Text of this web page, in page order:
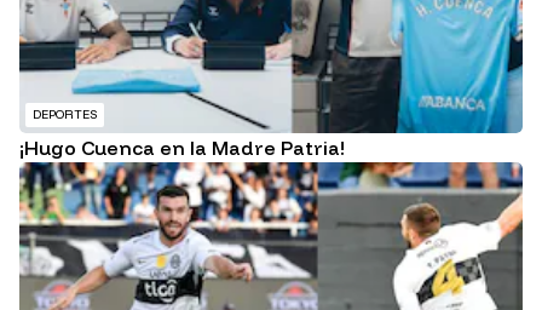
DEPORTES
¡Hugo Cuenca en la Madre Patria!